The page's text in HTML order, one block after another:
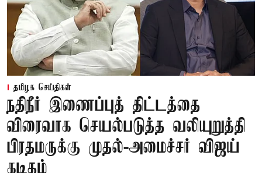
தமிழக செய்திகள்
நதிநீர் இணைப்புத் திட்டத்தை
விரைவாக செயல்படுத்த வலியுறுத்தி
பிரதமருக்கு முதல்-அமைச்சர் விஜய்
கடிதம்